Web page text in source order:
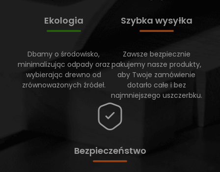
Ekologia
Dbamy o środowisko,
minimalizując odpady oraz
wybierając drewno od
zrównoważonych źródeł.
Szybka wysyłka
Zawsze bezpiecznie
pakujemy nasze produkty,
aby Twoje zamówienie
dotarło całe i bez
najmniejszego uszczerbku.
Bezpieczeństwo